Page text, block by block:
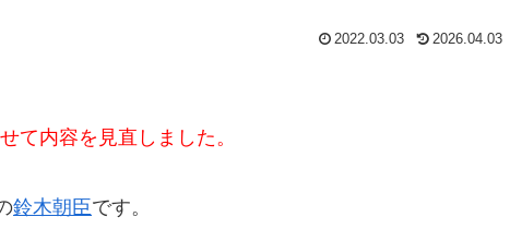
2022.03.03 2026.04.03
て内容を見直しました。
鈴木朝臣です。